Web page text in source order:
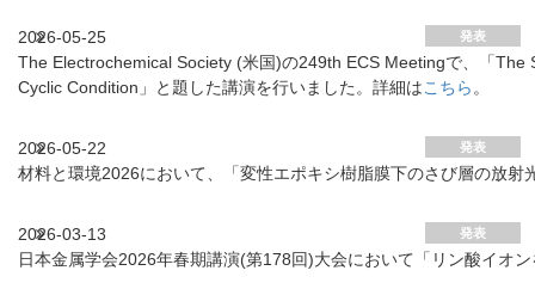
2026-05-25 発表
The Electrochemical Society (米国)の249th ECS Meetingで、「
Cyclic Condition」と題した講演を行いました。詳細はこちら 。
2026-05-22 発表
材料と環境2026において、「変性エポキシ樹脂膜下のさび層の放射
2026-03-13 発表
日本金属学会2026年春期講演(第178回)大会において「リン酸イオ